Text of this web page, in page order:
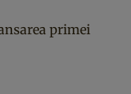
primei